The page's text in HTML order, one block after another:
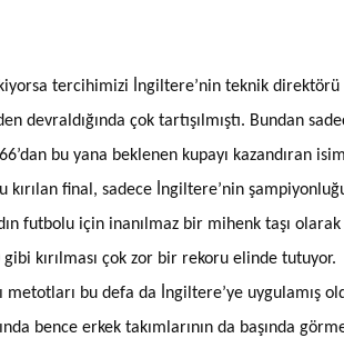
tercihimizi İngiltere’nin teknik direktörü
devraldığında çok tartışılmıştı. Bundan
bu yana beklenen kupayı kazandıran
final, sadece İngiltere’nin
futbolu için inanılmaz bir mihenk taşı olarak
kırılması çok zor bir rekoru elinde tutuyor.
metotları bu defa da İngiltere’ye uygulamış
bence erkek takımlarının da başında